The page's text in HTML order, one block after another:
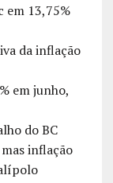
em 13,75%
da inflação
em junho,
do BC
inflação